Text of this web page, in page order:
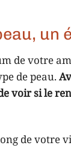
un
de votre
de peau.
voir si le
de votre